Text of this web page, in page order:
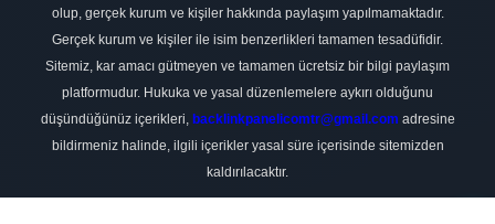
olup, gerçek kurum ve kişiler hakkında paylaşım yapılmamaktadır.
Gerçek kurum ve kişiler ile isim benzerlikleri tamamen tesadüfidir.
Sitemiz, kar amacı gütmeyen ve tamamen ücretsiz bir bilgi paylaşım
platformudur. Hukuka ve yasal düzenlemelere aykırı olduğunu
düşündüğünüz içerikleri, backlinkpanelicomtr@gmail.com adresine
bildirmeniz halinde, ilgili içerikler yasal süre içerisinde sitemizden
kaldırılacaktır.